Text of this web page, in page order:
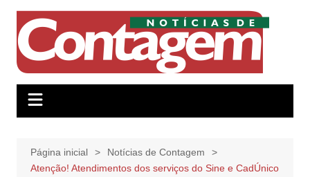
conteúdo
Página inicial
Notícias de Contagem
Atenção! Atendimentos dos serviços do Sine e CadÚnico